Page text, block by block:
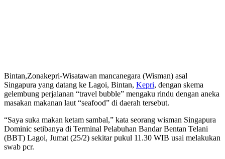
Bintan,Zonakepri-Wisatawan mancanegara (Wisman) asal
Singapura yang datang ke Lagoi, Bintan, Kepri, dengan skema
gelembung perjalanan “travel bubble” mengaku rindu dengan aneka
masakan makanan laut “seafood” di daerah tersebut.
“Saya suka makan ketam sambal,” kata seorang wisman Singapura
Dominic setibanya di Terminal Pelabuhan Bandar Bentan Telani
(BBT) Lagoi, Jumat (25/2) sekitar pukul 11.30 WIB usai melakukan
swab pcr.